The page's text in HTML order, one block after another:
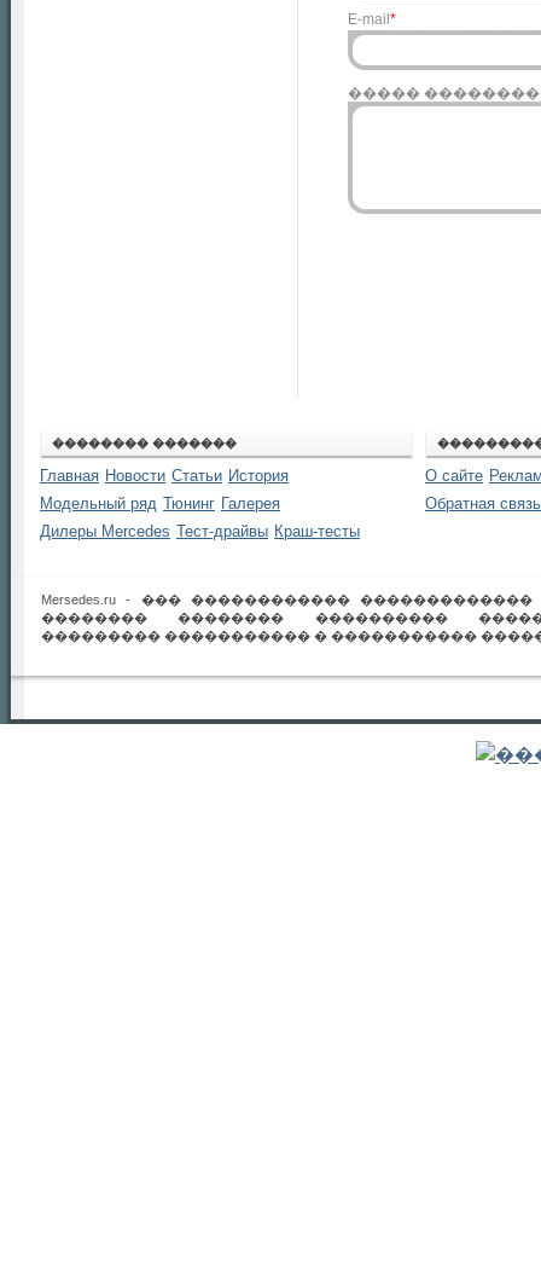
E-mail*
�����
�������� �������
Главная Новости Статьи История
Модельный ряд Тюнинг Галерея
Дилеры Mercedes Тест-драйвы Краш-тесты
О сайте
Обратная связь
Mersedes.ru - ��� ������������
�������� �������� ����������
��������� ����������� � �����������